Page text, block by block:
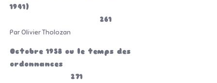
1941)
261
Par Olivier Tholozan
Octobre 1958 ou le temps des
ordonnances
271